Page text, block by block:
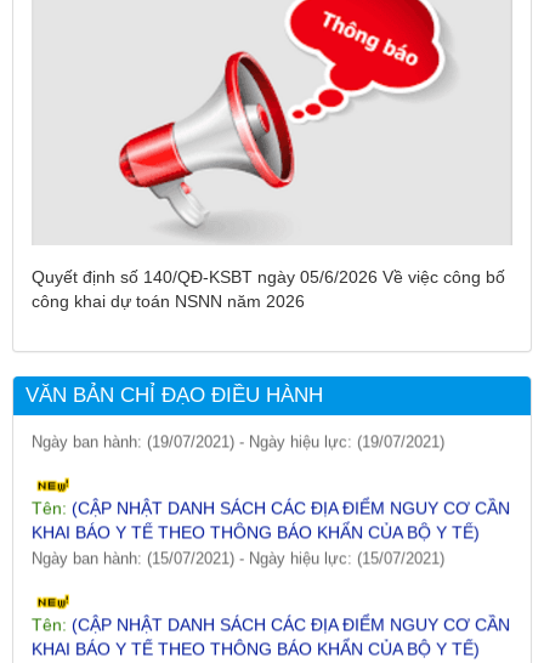
Quyết định số 140/QĐ-KSBT ngày 05/6/2026 Về việc công bố
công khai dự toán NSNN năm 2026
VĂN BẢN CHỈ ĐẠO ĐIỀU HÀNH
(DANH SÁCH CÁC ĐỊA PHƯƠNG ĐANG THỰC HIỆN
CÁCH LY XÃ HỘI VÀ GIÃN CÁCH XÃ HỘI TÍNH ĐẾN 17H
Ngày ban hành: (26/07/2021) - Ngày hiệu lực: (26/07/2021)
Tên:(CẬP NHẬT DANH SÁCH CÁC ĐỊA ĐIỂM NGUY CƠ CẦN
Ngày ban hành: (19/07/2021) -Ngày hiệu lực: (19/07/2021)
KHAI BÁO Y TẾ THEO THÔNG BÁO KHẨN CỦA BỘ Y TẾ)
Ngày ban hành: (15/07/2021) -Ngày hiệu lực: (15/07/2021)
KHAI BÁO Y TẾ THEO THÔNG BÁO KHẨN CỦA BỘ Y TẾ)
Ngày ban hành: (12/07/2021) -Ngày hiệu lực: (12/07/2021)